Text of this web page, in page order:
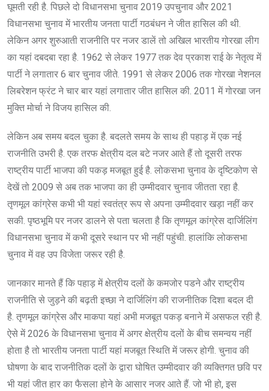
घूमती रही है. पिछले दो विधानसभा चुनाव 2019 उपचुनाव और 2021
विधानसभा चुनाव में भारतीय जनता पार्टी गठबंधन ने जीत हासिल की थी.
लेकिन अगर शुरुआती राजनीति पर नजर डालें तो अखिल भारतीय गोरखा लीग
का यहां दबदबा रहा है. 1962 से लेकर 1977 तक देव प्रकाश राई के नेतृत्व में
पार्टी ने लगातार 6 बार चुनाव जीते. 1991 से लेकर 2006 तक गोरखा नेशनल
लिबरेशन फ्रंट ने चार बार यहां लगातार जीत हासिल की. 2011 में गोरखा जन
मुक्ति मोर्चा ने विजय हासिल की.
लेकिन अब समय बदल चुका है. बदलते समय के साथ ही पहाड़ में एक नई
राजनीति उभरी है. एक तरफ क्षेत्रीय दल बटे नजर आते हैं तो दूसरी तरफ
राष्ट्रीय पार्टी भाजपा की पकड़ मजबूत हुई है. लोकसभा चुनाव के दृष्टिकोण से
देखें तो 2009 से अब तक भाजपा का ही उम्मीदवार चुनाव जीतता रहा है.
तृणमूल कांग्रेस कभी भी यहां स्वतंत्र रूप से अपना उम्मीदवार खड़ा नहीं कर
सकी. पृष्ठभूमि पर नजर डालने से पता चलता है कि तृणमूल कांग्रेस दार्जिलिंग
विधानसभा चुनाव में कभी दूसरे स्थान पर भी नहीं पहुंची. हालांकि लोकसभा
चुनाव में वह उप विजेता जरूर रही है.
जानकार मानते हैं कि पहाड़ में क्षेत्रीय दलों के कमजोर पडने और राष्ट्रीय
राजनीति से जुड़ने की बढ़ती इच्छा ने दार्जिलिंग की राजनीतिक दिशा बदल दी
है. तृणमूल कांग्रेस और माकपा यहां अभी मजबूत पकड़ बनाने में असफल रही है.
ऐसे में 2026 के विधानसभा चुनाव में अगर क्षेत्रीय दलों के बीच समन्वय नहीं
होता है तो भारतीय जनता पार्टी यहां मजबूत स्थिति में जरूर होगी. चुनाव की
घोषणा के बाद राजनीतिक दलों के द्वारा घोषित उम्मीदवार की व्यक्तिगत छवि पर
भी यहां जीत हार का फैसला होने के आसार नजर आते हैं. जो भी हो, इस